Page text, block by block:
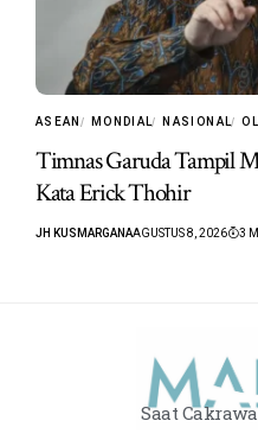
ASEAN MONDIAL NASIONAL
Timnas Garuda Tampil
Kata Erick Thohir
JH KUSMARGANAAGUSTUS 8, 2026 3
Saat